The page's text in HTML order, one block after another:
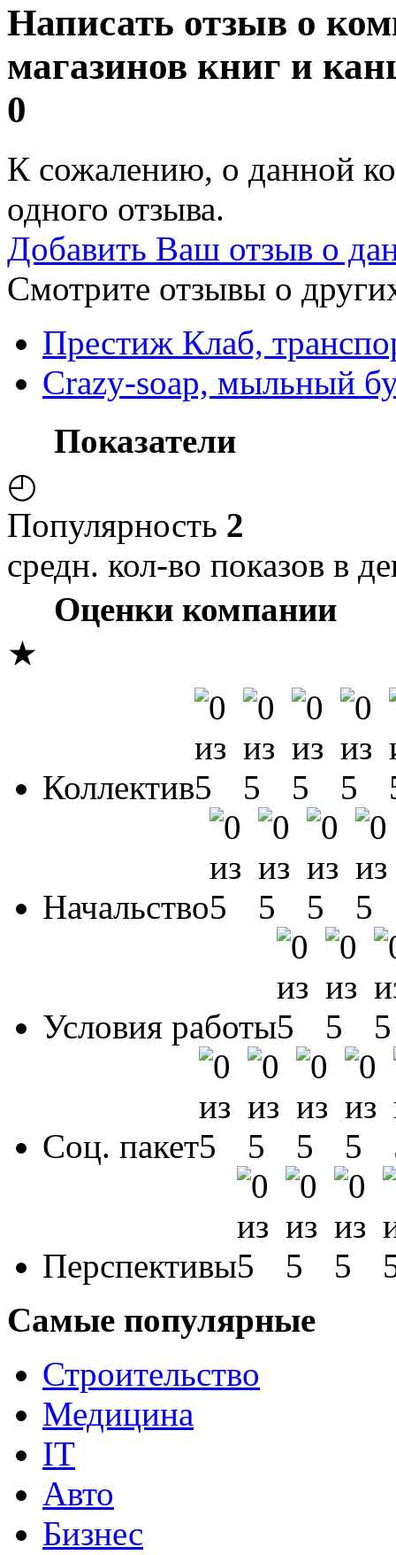
Написать отзыв о
магазинов книг и
0
К сожалению, о данной
одного отзыва.
Добавить Ваш отзыв о
Смотрите отзывы о
Престиж Клаб,
Crazy-soap, мыльный
Показатели
◴
Популярность 2
средн. кол-во показов в
Оценки компании
★
Коллектив
Начальство
Условия работы
Соц. пакет
Перспективы
Самые популярные
Строительство
Медицина
IT
Авто
Бизнес